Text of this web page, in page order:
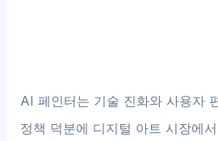
AI 페인터는 기술 진화와 사용자
정책 덕분에 디지털 아트 시장에